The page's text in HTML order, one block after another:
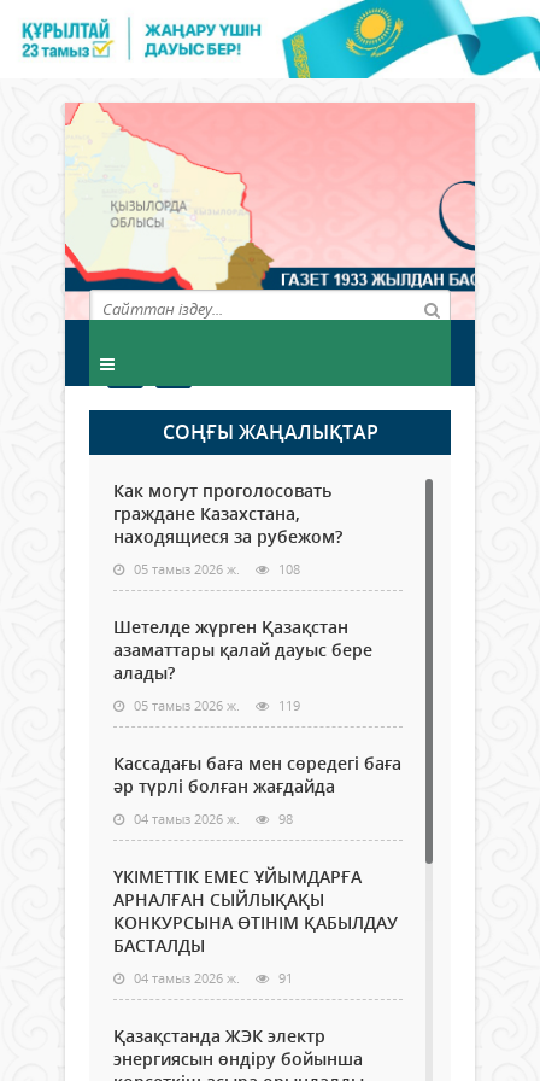
СОҢҒЫ ЖАҢАЛЫҚТАР
Как могут проголосовать
граждане Казахстана,
находящиеся за рубежом?
05 тамыз 2026 ж. 108
Шетелде жүрген Қазақстан
азаматтары қалай дауыс бере
алады?
05 тамыз 2026 ж. 119
Кассадағы баға мен сөредегі баға
әр түрлі болған жағдайда
04 тамыз 2026 ж. 98
ҮКІМЕТТІК ЕМЕС ҰЙЫМДАРҒА
АРНАЛҒАН СЫЙЛЫҚАҚЫ
КОНКУРСЫНА ӨТІНІМ ҚАБЫЛДАУ
БАСТАЛДЫ
04 тамыз 2026 ж. 91
Қазақстанда ЖЭК электр
энергиясын өндіру бойынша